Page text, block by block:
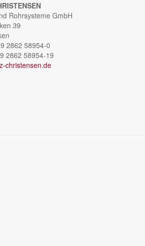
Rohrsysteme GmbH
39
2862 58954-0
2862 58954-19
christensen.de